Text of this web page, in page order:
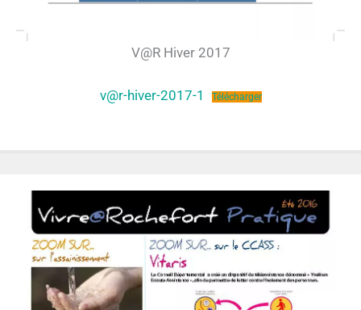
V@R Hiver 2017
v@r-hiver-2017-1 Télécharger